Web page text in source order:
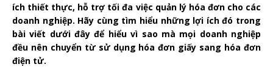
ích thiết thực, hỗ trợ tối đa việc quản lý hóa đơn cho các
doanh nghiệp. Hãy cùng tìm hiểu những lợi ích đó trong
bài viết dưới đây để hiểu vì sao mà mọi doanh nghiệp
đều nên chuyển từ sử dụng hóa đơn giấy sang hóa đơn
điện tử.